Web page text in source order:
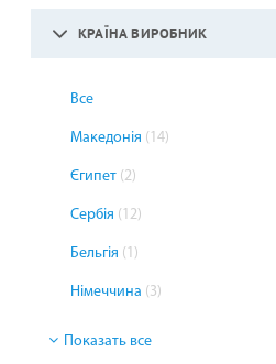
КРАЇНА ВИРОБНИК
Все
Македонія (14)
Єгипет (2)
Сербія (12)
Бельгія (1)
Німеччина (3)
Показать все